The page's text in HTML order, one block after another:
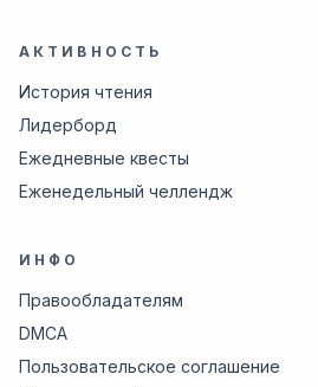
АКТИВНОСТЬ
История чтения
Лидерборд
Ежедневные квесты
Еженедельный челлендж
ИНФО
Правообладателям
DMCA
Пользовательское соглашение